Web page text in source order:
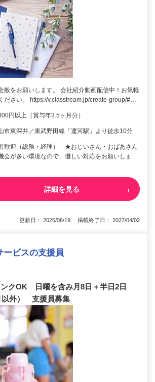
般をお願いします。 会社紹介動画配信中！お気軽
ださい。 https://v.classtream.jp/create-group/#…
円以上（賞与年3.5ヶ月分）
市東深井／東武野田線「運河駅」より徒歩10分
歓迎（総務・経理） ★おじいさん・おばあさん
会が多い環境なので、優しい対応をお願いしま
詳細を見る
更新日： 2026/06/19 掲載終了日： 2027/04/02
ービスの支援員
クOK 日曜を含み月8日＋半日2日
以外） 支援員募集